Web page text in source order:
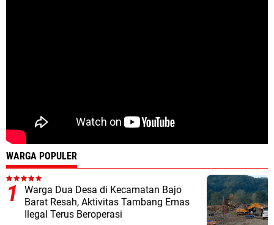
WARGA POPULER
Warga Dua Desa di Kecamatan Bajo
Barat Resah, Aktivitas Tambang Emas
Ilegal Terus Beroperasi